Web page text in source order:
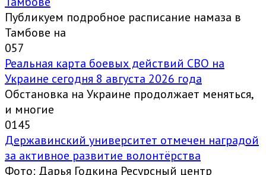
Публикуем подробное расписание намаза в
Тамбове на
057
Реальная карта боевых действий СВО на
Украине сегодня 8 августа 2026 года
Обстановка на Украине продолжает меняться,
и многие
0145
Державинский университет отмечен наградой
за активное развитие волонтёрства
Фото: Дарья Годкина Ресурсный центр